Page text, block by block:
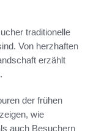
traditionelle
Von herzhaften
erzählt
der frühen
wie
auch Besuchern